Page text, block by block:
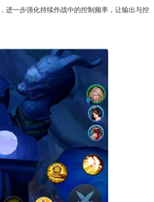
进一步强化持续作战中的控制频率，让输出与控